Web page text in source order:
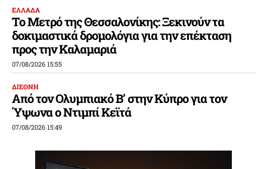
ΕΛΛΑΔΑ
Το Μετρό της Θεσσαλονίκης: Ξεκινούν τα
δοκιμαστικά δρομολόγια για την επέκταση
προς την Καλαμαριά
07/08/2026 15:55
ΔΙΕΘΝΗ
Από τον Ολυμπιακό Β’ στην Κύπρο για τον
Ύψωνα ο Ντιμπί Κεϊτά
07/08/2026 15:49